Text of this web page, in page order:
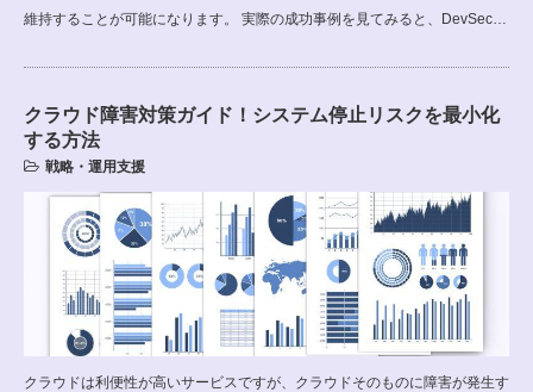
維持することが可能になります。 実際の成功事例を見てみると、DevSec…
クラウド障害対策ガイド！システム停止リスクを最小化
する方法
戦略・運用支援
クラウドは利便性が高いサービスですが、クラウドそのものに障害が発生す